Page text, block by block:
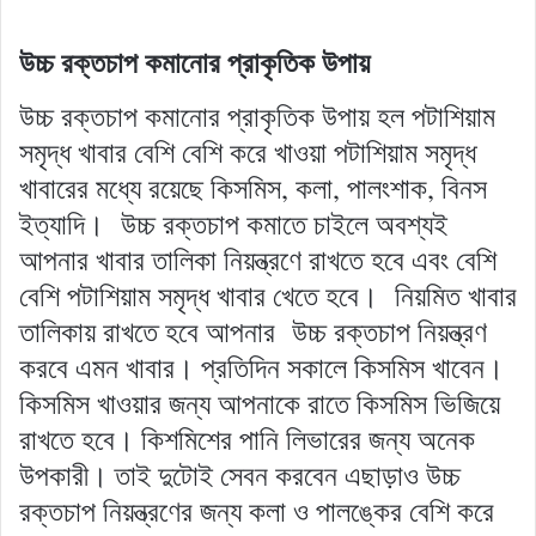
উচ্চ রক্তচাপ কমানোর প্রাকৃতিক উপায়
উচ্চ রক্তচাপ কমানোর প্রাকৃতিক উপায় হল পটাশিয়াম
সমৃদ্ধ খাবার বেশি বেশি করে খাওয়া পটাশিয়াম সমৃদ্ধ
খাবারের মধ্যে রয়েছে কিসমিস, কলা, পালংশাক, বিনস
ইত্যাদি। উচ্চ রক্তচাপ কমাতে চাইলে অবশ্যই
আপনার খাবার তালিকা নিয়ন্ত্রণে রাখতে হবে এবং বেশি
বেশি পটাশিয়াম সমৃদ্ধ খাবার খেতে হবে। নিয়মিত খাবার
তালিকায় রাখতে হবে আপনার উচ্চ রক্তচাপ নিয়ন্ত্রণ
করবে এমন খাবার। প্রতিদিন সকালে কিসমিস খাবেন।
কিসমিস খাওয়ার জন্য আপনাকে রাতে কিসমিস ভিজিয়ে
রাখতে হবে। কিশমিশের পানি লিভারের জন্য অনেক
উপকারী। তাই দুটোই সেবন করবেন এছাড়াও উচ্চ
রক্তচাপ নিয়ন্ত্রণের জন্য কলা ও পালঙ্কের বেশি করে